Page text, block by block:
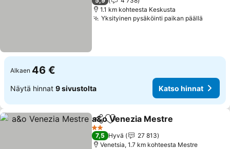
1.1 km kohteesta Keskusta
Yksityinen pysäköinti paikan päällä
Alkaen 46 €
Näytä hinnat 9 sivustolta Katso hinnat
Jaa Lisää suosikkeihin
a&o Venezia Mestre
2 Tähtiluokitus
7,5 Hyvä
27 813
Venetsia, 1.7 km kohteesta Mestre